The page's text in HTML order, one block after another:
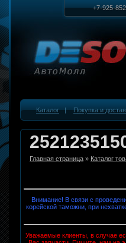
+7-925-
Каталог|Покупка и
Главная страница » Каталог
Внимание! В связи с
корейской таможни, при
Уважаемые клиенты, в случае